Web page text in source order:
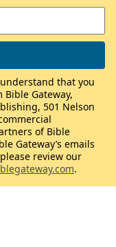
that you
Gateway,
501 Nelson
of Bible
Gateway’s emails
review our
.